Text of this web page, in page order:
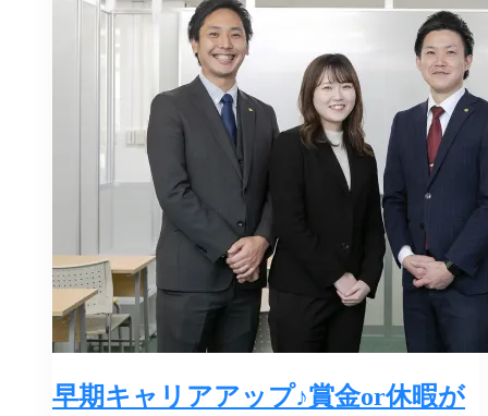
早期キャリアアップ♪賞金or休暇が